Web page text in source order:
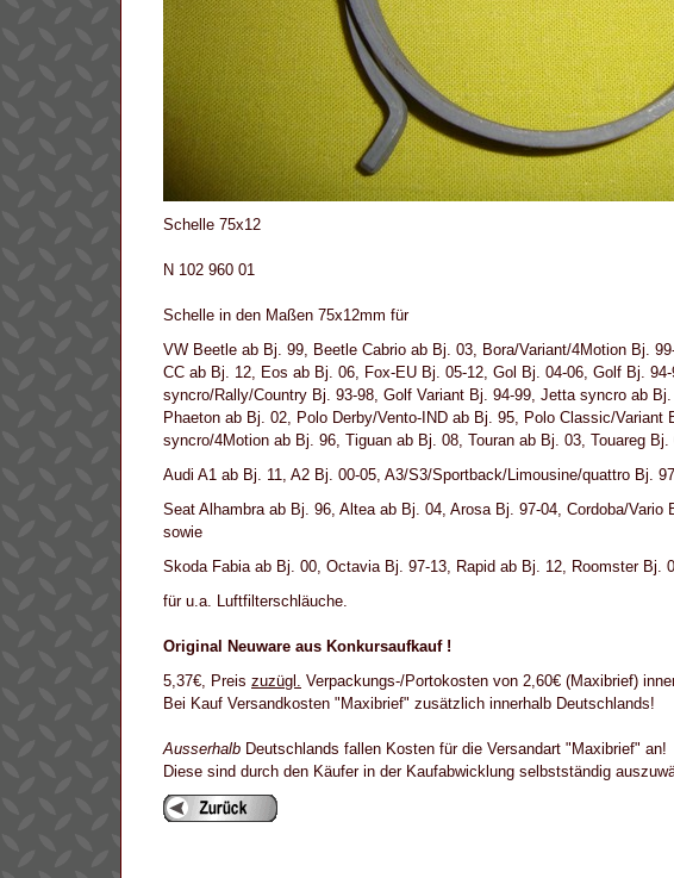
Schelle 75x12
N 102 960 01
Schelle in den Maßen 75x12mm für
VW Beetle ab Bj. 99, Beetle Cabrio ab Bj. 03, Bora/Variant/4Motion Bj.
CC ab Bj. 12, Eos ab Bj. 06, Fox-EU Bj. 05-12, Gol Bj. 04-06, Golf Bj.
syncro/Rally/Country Bj. 93-98, Golf Variant Bj. 94-99, Jetta syncro ab
Phaeton ab Bj. 02, Polo Derby/Vento-IND ab Bj. 95, Polo Classic/
syncro/4Motion ab Bj. 96, Tiguan ab Bj. 08, Touran ab Bj. 03, Touareg
Audi A1 ab Bj. 11, A2 Bj. 00-05, A3/S3/Sportback/Limousine/quattro Bj.
Seat Alhambra ab Bj. 96, Altea ab Bj. 04, Arosa Bj. 97-04, Cordoba/
sowie
Skoda Fabia ab Bj. 00, Octavia Bj. 97-13, Rapid ab Bj. 12, Roomster Bj.
für u.a. Luftfilterschläuche.
Original Neuware aus Konkursaufkauf !
5,37€, Preis zuzügl. Verpackungs-/Portokosten von 2,60€ (Maxibrief)
Bei Kauf Versandkosten "Maxibrief" zusätzlich innerhalb Deutschlands!
Ausserhalb Deutschlands fallen Kosten für die Versandart "Maxibrief" an!
Diese sind durch den Käufer in der Kaufabwicklung selbstständig